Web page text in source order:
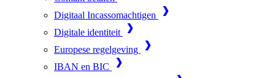
Digitaal Incassomachtigen
Digitale identiteit
Europese regelgeving
IBAN en BIC